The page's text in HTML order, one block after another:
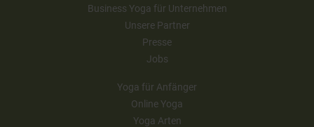
Business Yoga für Unternehmen
Unsere Partner
Presse
Jobs
Yoga für Anfänger
Online Yoga
Yoga Arten